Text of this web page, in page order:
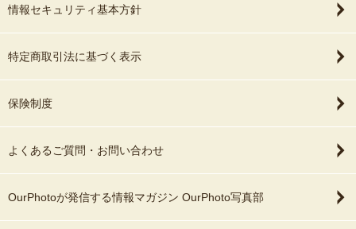
情報セキュリティ基本方針
特定商取引法に基づく表示
保険制度
よくあるご質問・お問い合わせ
OurPhotoが発信する情報マガジン OurPhoto写真部